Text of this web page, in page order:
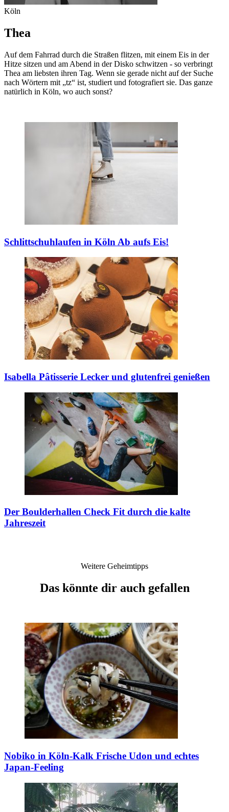
Köln
Thea
Auf dem Fahrrad durch die Straßen flitzen, mit einem Eis in der
Hitze sitzen und am Abend in der Disko schwitzen - so verbringt
Thea am liebsten ihren Tag. Wenn sie gerade nicht auf der Suche
nach Wörtern mit „tz“ ist, studiert und fotografiert sie. Das ganze
natürlich in Köln, wo auch sonst?
Schlittschuhlaufen in Köln Ab aufs Eis!
Isabella Pâtisserie Lecker und glutenfrei genießen
Der Boulderhallen Check Fit durch die kalte
Jahreszeit
Weitere Geheimtipps
Das könnte dir auch gefallen
Nobiko in Köln-Kalk Frische Udon und echtes
Japan-Feeling